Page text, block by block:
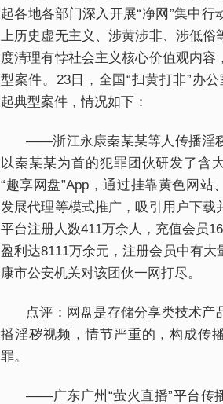
起各地各部门深入开展“净网”集中行
上历史虚无主义、涉黄涉非、涉低俗
度清理有悖社会主义核心价值观内容
型案件。23日，全国“扫黄打非”办
起典型案件，情况如下：
——浙江永康秦某某等人传播淫
以秦某某为首的犯罪团伙研发了含
“趣享网盘”App，通过挂靠黄色网站
发展代理等模式推广，吸引用户下载
平台注册人数411万余人，充值会员
盈利达8111万余元，注册会员中有大
康市公安机关对该团伙一网打尽。
点评：网盘是存储分享类技术产
播淫秽视频，情节严重的，构成传
罪。
——广东广州“萤火直播”平台传